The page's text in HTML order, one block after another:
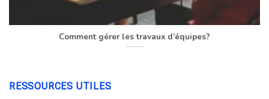
Comment gérer les travaux d’équipes?
RESSOURCES UTILES